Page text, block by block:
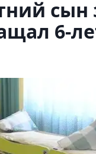
6-